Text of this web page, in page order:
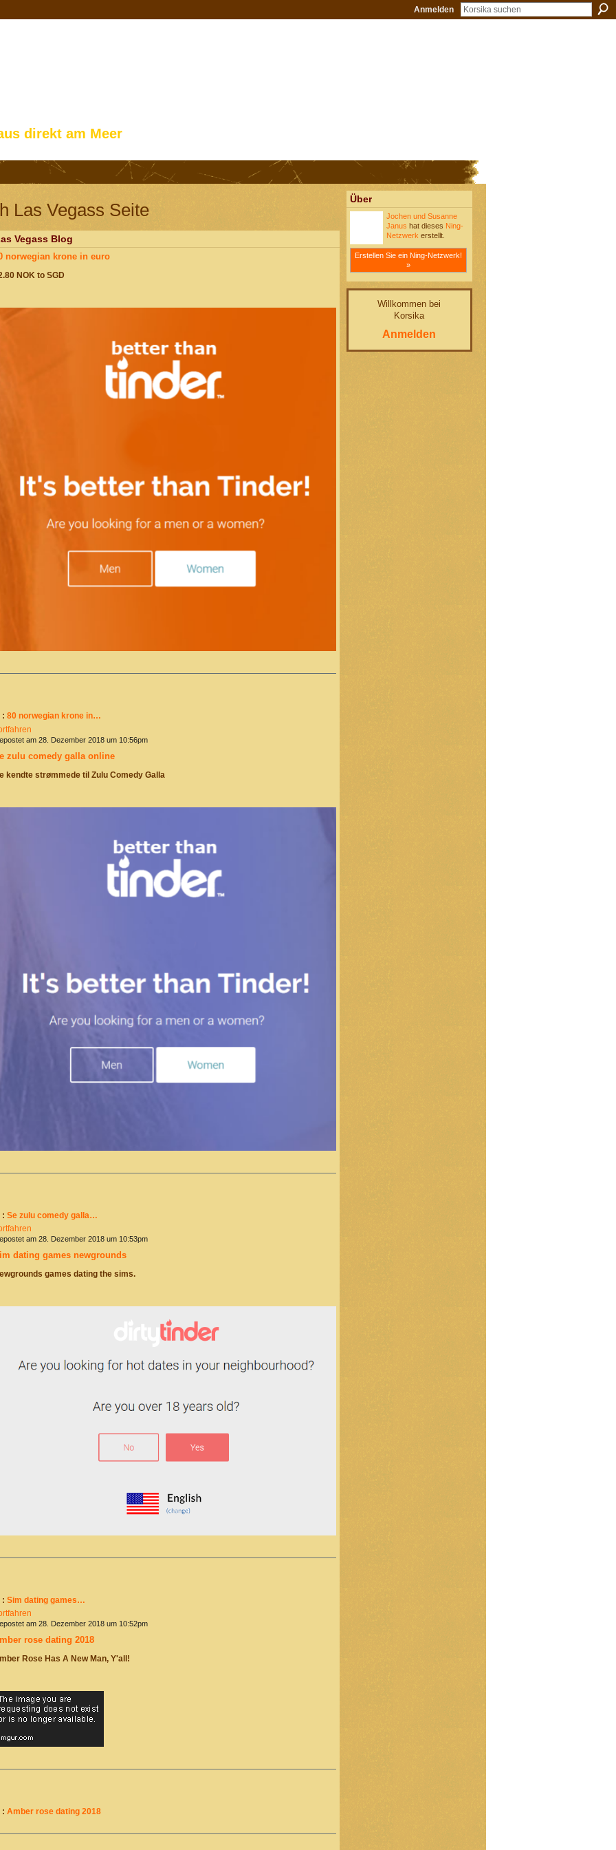
Anmelden
direkt am Meer
Las Vegass Seite
Vegass Blog
norwegian krone in euro
NOK to SGD
80 norwegian krone in…
am 28. Dezember 2018 um 10:56pm
zulu comedy galla online
kendte strømmede til Zulu Comedy Galla
Se zulu comedy galla…
am 28. Dezember 2018 um 10:53pm
dating games newgrounds
games dating the sims.
Sim dating games…
am 28. Dezember 2018 um 10:52pm
rose dating 2018
Rose Has A New Man, Y'all!
Amber rose dating 2018
Über
Jochen und Susanne
Janus hat dieses Ning-
Netzwerk erstellt.
Erstellen Sie ein Ning-Netzwerk!
»
Willkommen bei
Korsika
Anmelden